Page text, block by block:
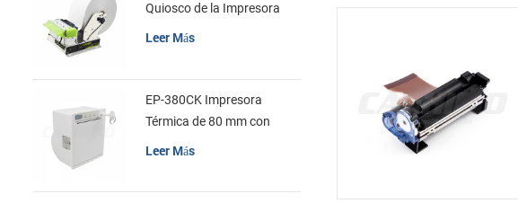
Quiosco de la Impresora
Módulo de
Leer Más
EP-380CK Impresora
Térmica de 80 mm con
Leer Más